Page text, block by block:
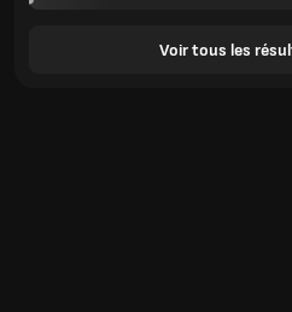
Voir tous les